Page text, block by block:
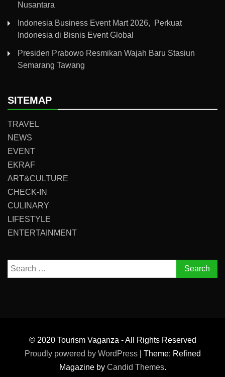
Nusantara
Indonesia Business Event Mart 2026, Perkuat
Indonesia di Bisnis Event Global
Presiden Prabowo Resmikan Wajah Baru Stasiun
Semarang Tawang
SITEMAP
TRAVEL
NEWS
EVENT
EKRAF
ART&CULTURE
CHECK-IN
CULINARY
LIFESTYLE
ENTERTAINMENT
Search
for:
© 2020 Tourism Vaganza - All Rights Reserved
Proudly powered by WordPress
Theme: Refined
Magazine by Candid Themes.